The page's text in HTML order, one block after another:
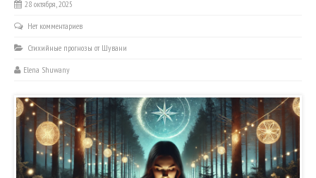
28 октября, 2025
Нет комментариев
Стихийные прогнозы от Шувани
Elena Shuwany